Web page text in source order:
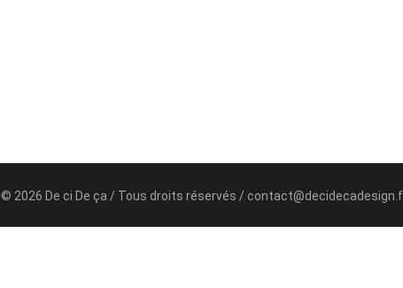
© 2026 De ci De ça / Tous droits réservés /